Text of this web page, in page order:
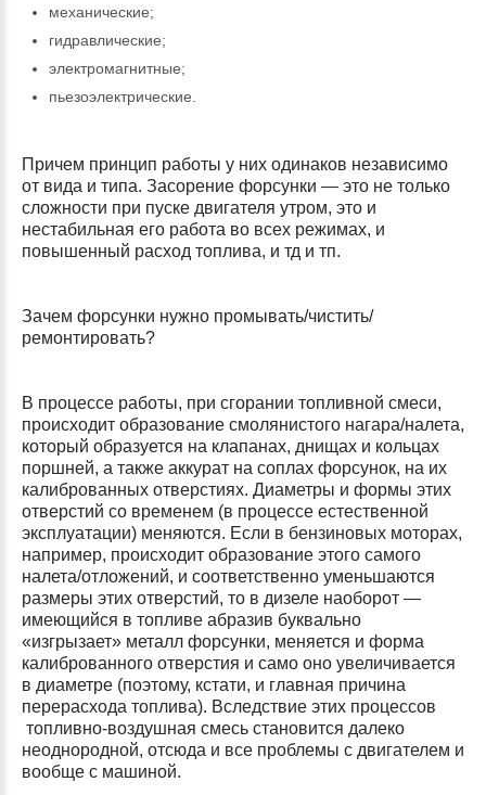
механические;
гидравлические;
электромагнитные;
пьезоэлектрические.
Причем принцип работы у них одинаков независимо
от вида и типа. Засорение форсунки — это не только
сложности при пуске двигателя утром, это и
нестабильная его работа во всех режимах, и
повышенный расход топлива, и тд и тп.
Зачем форсунки нужно промывать/чистить/
ремонтировать?
В процессе работы, при сгорании топливной смеси,
происходит образование смолянистого нагара/налета,
который образуется на клапанах, днищах и кольцах
поршней, а также аккурат на соплах форсунок, на их
калиброванных отверстиях. Диаметры и формы этих
отверстий со временем (в процессе естественной
эксплуатации) меняются. Если в бензиновых моторах,
например, происходит образование этого самого
налета/отложений, и соответственно уменьшаются
размеры этих отверстий, то в дизеле наоборот —
имеющийся в топливе абразив буквально
«изгрызает» металл форсунки, меняется и форма
калиброванного отверстия и само оно увеличивается
в диаметре (поэтому, кстати, и главная причина
перерасхода топлива). Вследствие этих процессов
топливно-воздушная смесь становится далеко
неоднородной, отсюда и все проблемы с двигателем и
вообще с машиной.